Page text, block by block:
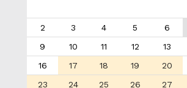
2
3 4 5 6
9
10 11 12 13
16
17 18 19 20
23
24 25 26 27